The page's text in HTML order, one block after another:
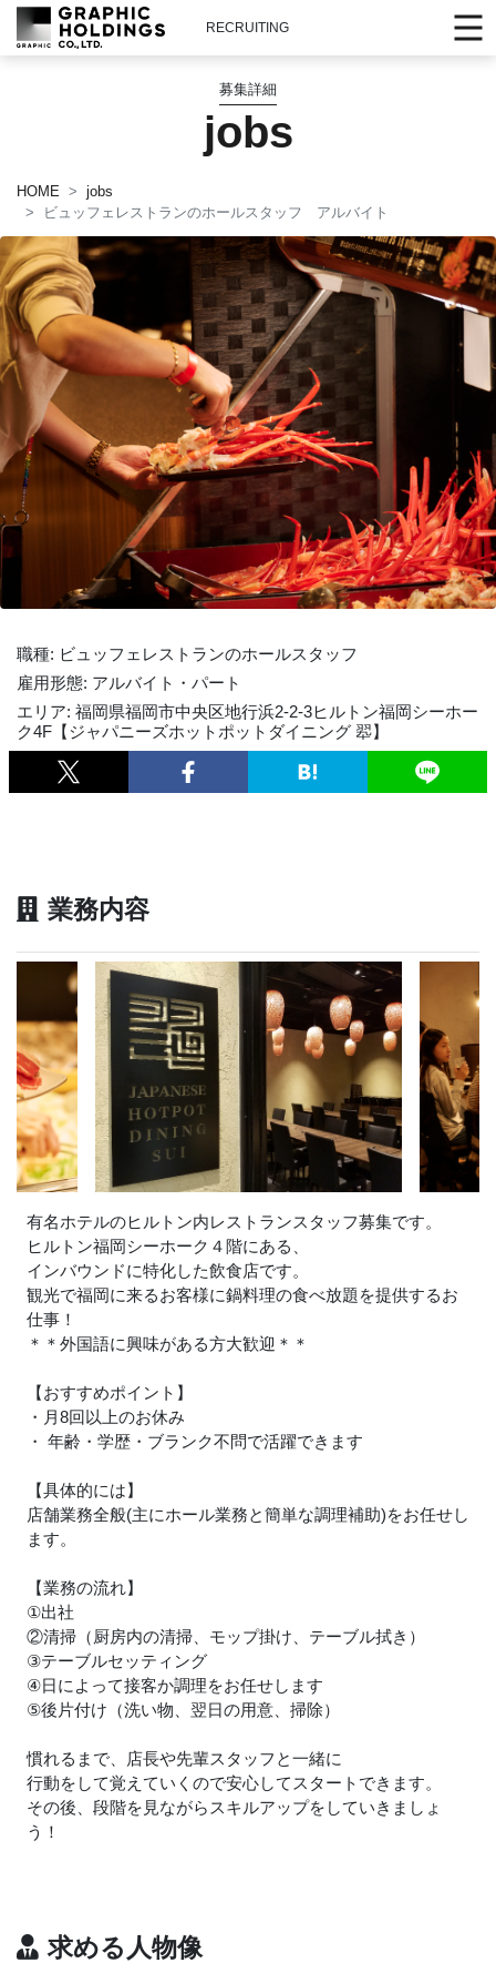
RECRUITING
募集詳細
jobs
HOME
jobs
ビュッフェレストランのホールスタッフ アルバイト
職種: ビュッフェレストランのホールスタッフ
雇用形態: アルバイト・パート
エリア: 福岡県福岡市中央区地行浜2-2-3ヒルトン福岡シーホー
ク4F【ジャパニーズホットポットダイニング 翆】
業務内容
有名ホテルのヒルトン内レストランスタッフ募集です。
ヒルトン福岡シーホーク４階にある、
インバウンドに特化した飲食店です。
観光で福岡に来るお客様に鍋料理の食べ放題を提供するお
仕事！
＊＊外国語に興味がある方大歓迎＊＊
【おすすめポイント】
・月8回以上のお休み
・ 年齢・学歴・ブランク不問で活躍できます
【具体的には】
店舗業務全般(主にホール業務と簡単な調理補助)をお任せし
ます。
【業務の流れ】
①出社
②清掃（厨房内の清掃、モップ掛け、テーブル拭き）
③テーブルセッティング
④日によって接客か調理をお任せします
⑤後片付け（洗い物、翌日の用意、掃除）
慣れるまで、店長や先輩スタッフと一緒に
行動をして覚えていくので安心してスタートできます。
その後、段階を見ながらスキルアップをしていきましょ
う！
求める人物像